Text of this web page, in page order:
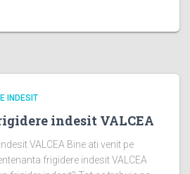
INDESIT
indesit VALCEA
VALCEA Bine ati venit pe
frigidere indesit VALCEA